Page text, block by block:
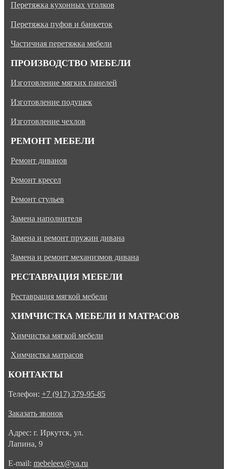
Перетяжка кухонных уголков
Перетяжка пуфов и банкеток
Частичная перетяжка мебели
ПРОИЗВОДСТВО МЕБЕЛИ
Изготовление мягких панелей
Изготовление подушек
Изготовление чехлов
РЕМОНТ МЕБЕЛИ
Ремонт диванов
Ремонт кресел
Ремонт стульев
Замена наполнителя
Замена и ремонт пружин дивана
Замена и ремонт механизмов дивана
РЕСТАВРАЦИЯ МЕБЕЛИ
Реставрация мягкой мебели
ХИМЧИСТКА МЕБЕЛИ И МАТРАСОВ
Химчистка мягкой мебели
Химчистка матрасов
КОНТАКТЫ
Телефон: +7 (917) 379-95-85
Заказать звонок
Адрес: г. Иркутск, ул.
Лапина, 9
E-mail: mebeleex@ya.ru